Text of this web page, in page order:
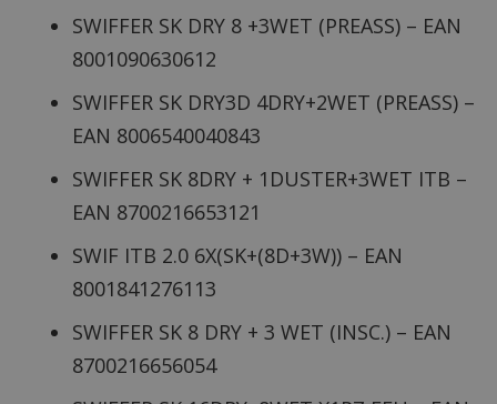
SWIFFER SK DRY 8 +3WET (PREASS) – EAN
8001090630612
SWIFFER SK DRY3D 4DRY+2WET (PREASS) –
EAN 8006540040843
SWIFFER SK 8DRY + 1DUSTER+3WET ITB –
EAN 8700216653121
SWIF ITB 2.0 6X(SK+(8D+3W)) – EAN
8001841276113
SWIFFER SK 8 DRY + 3 WET (INSC.) – EAN
8700216656054